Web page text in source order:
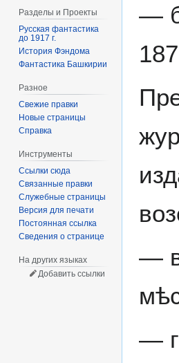
—
—
—
Разделы и Проекты
Русская фантастика
до 1917 г.
История Фэндома
Фантастика Башкирии
Разное
Свежие правки
Новые страницы
Справка
Инструменты
Ссылки сюда
Связанные правки
Служебные страницы
Версия для печати
Постоянная ссылка
Сведения о странице
На других языках
Добавить ссылки